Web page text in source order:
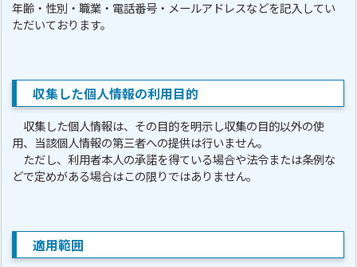
年齢・性別・職業・電話番号・メールアドレスなどを記入してい
ただいております。
収集した個人情報の利用目的
収集した個人情報は、その目的を明示し収集の目的以外の使
用、当該個人情報の第三者への提供は行いません。
ただし、利用者本人の承諾を得ている場合や法令または条例な
どで定めがある場合はこの限りではありません。
適用範囲